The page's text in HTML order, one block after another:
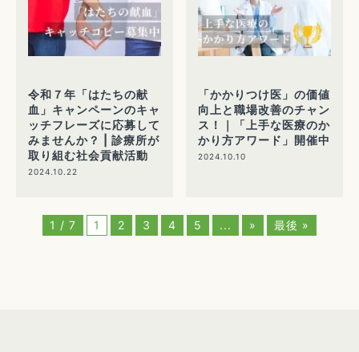
令和７年「はたちの献
血」キャンペーンのキャ
ッチフレーズに応募して
みませんか？ | 診療所が
取り組む社会貢献活動
2024.10.22
「かかりつけ医」の価値
向上と職場改善のチャン
ス！｜「上手な医療のか
かり方アワード」開催中
2024.10.10
1 / 7 1 2 3 4 5 ... » 最後 »